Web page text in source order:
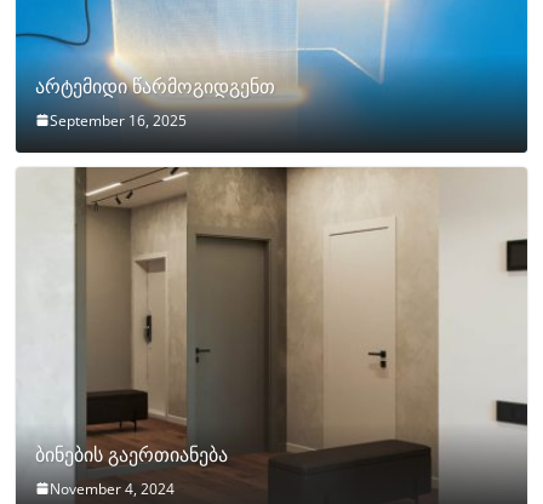
არტემიდი წარმოგიდგენთ
September 16, 2025
ბინების გაერთიანება
November 4, 2024